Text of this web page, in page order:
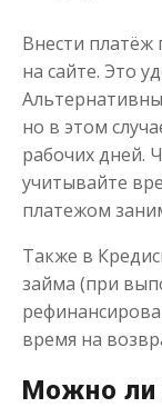
Займ
Сумма
Срок
Внести платёж
на сайте. Это
но в этом
рабочих дней.
учитывайте
платежом
Также в
займа (при
время на
Можно ли